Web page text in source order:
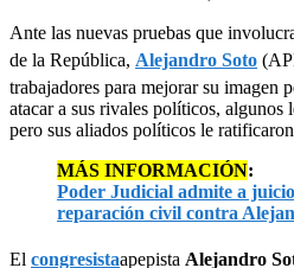
Ante las nuevas pruebas que
de la República, Alejandro Soto
trabajadores para mejorar su imagen
atacar a sus rivales políticos, algunos
pero sus aliados políticos le
MÁS INFORMACIÓN:
Poder Judicial admite a
reparación civil contra
El congresistaapepista Alejandro